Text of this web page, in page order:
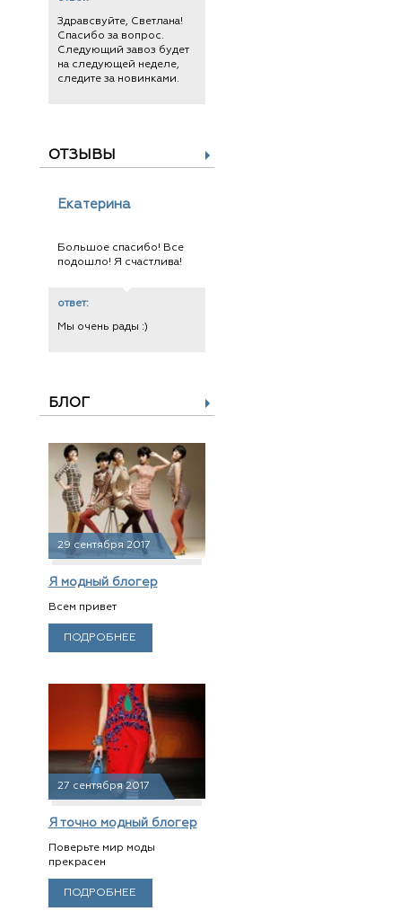
Здравсвуйте, Светлана!
Спасибо за вопрос.
Следующий завоз будет
на следующей неделе,
следите за новинками.
ОТЗЫВЫ
Екатерина
Большое спасибо! Все
подошло! Я счастлива!
ответ:
Мы очень рады :)
БЛОГ
29 сентября 2017
Я модный блогер
Всем привет
ПОДРОБНЕЕ
27 сентября 2017
Я точно модный блогер
Поверьте мир моды
прекрасен
ПОДРОБНЕЕ